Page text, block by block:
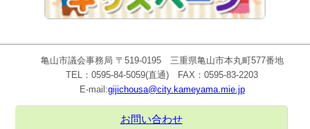
亀山市議会事務局 〒519-0195 三重県亀山市本丸町577番地
TEL：0595-84-5059(直通) FAX：0595-83-2203
E-mail:gijichousa@city.kameyama.mie.jp
お問い合わせ